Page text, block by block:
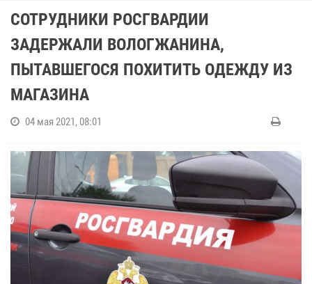
СОТРУДНИКИ РОСГВАРДИИ
ЗАДЕРЖАЛИ ВОЛОГЖАНИНА,
ПЫТАВШЕГОСЯ ПОХИТИТЬ ОДЕЖДУ ИЗ
МАГАЗИНА
04 мая 2021, 08:01